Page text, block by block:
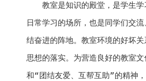
教室是知识的殿堂，是学生
日常学习的场所，也是同学们交
结奋进的阵地。教室环境的好坏
思想的落实。为营造良好的教室
和“团结友爱、互帮互助”的精神